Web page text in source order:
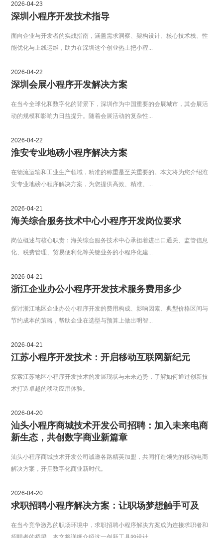
2026-04-23
深圳小程序开发技术指导
面向企业与开发者的实战指南，涵盖需求洞察、架构设计、核心技术栈、性
能优化与上线运维，助力在深圳这个创业热土把小程...
2026-04-22
深圳会展小程序开发解决方案
在当今全球化和数字化的背景下，深圳作为中国重要的会展城市，其会展活
动的规模和影响力日益提升。随着会展活动的复杂性...
2026-04-22
淮安专业地磅小程序解决方案
在物流运输和工业生产领域，精准的称重是至关重要的。本文将为您介绍淮
安专业地磅小程序解决方案，为您提供高效、精准、...
2026-04-21
海关综合服务技术中心小程序开发岗位要求
岗位概述与核心职责：海关综合服务技术中心承担着进出口通关、监管信息
化、税费管理、贸易便利化等关键业务的小程序化建...
2026-04-21
浙江企业办公小程序开发技术服务费用多少
探讨浙江地区企业办公小程序开发的费用构成、影响因素、典型价格区间与
节约成本的策略，帮助企业在选型与预算上做出明智...
2026-04-21
江苏小程序开发技术：开启移动互联网新纪元
探索江苏地区小程序开发技术的发展现状与未来趋势，了解如何通过创新技
术打造卓越的移动应用体验。
2026-04-20
汕头小程序商城技术开发公司招聘：加入未来电商
新生态，共创数字商业新篇章
汕头小程序商城技术开发公司诚邀各路精英加盟，共同打造领先的移动电商
解决方案，开启数字化商业新时代。
2026-04-20
求职招聘小程序解决方案：让职场梦想触手可及
在当今竞争激烈的职场环境中，求职招聘小程序解决方案成为连接求职者和